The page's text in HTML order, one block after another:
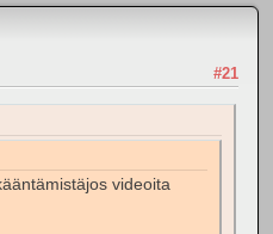
#21
videoita